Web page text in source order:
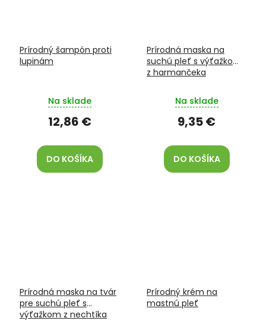
Prírodný šampón proti
lupinám
Na sklade
12,86 €
DO KOŠÍKA
Prírodná maska na
suchú pleť s výťažkom
z harmančeka
Na sklade
9,35 €
DO KOŠÍKA
Prírodná maska na tvár
pre suchú pleť s
výťažkom z nechtíka
Prírodný krém na
mastnú pleť